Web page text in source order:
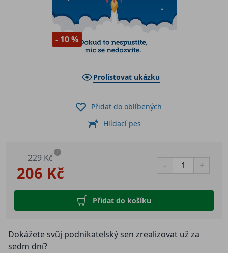
- 10 %
Prolistovat ukázku
206 Kč
229 Kč i
- +
Přidat do košíku
Přidat do oblíbených
Hlídací pes
Dokážete svůj podnikatelský sen zrealizovat už za
sedm dní?